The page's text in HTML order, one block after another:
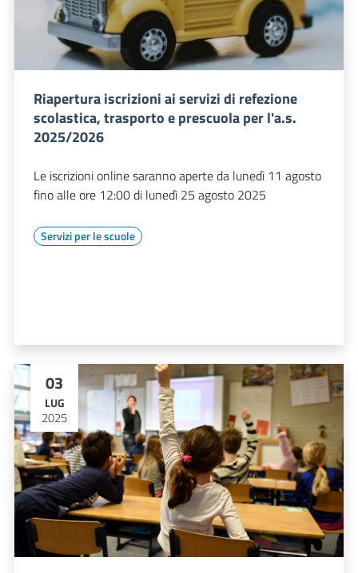
Riapertura iscrizioni ai servizi di refezione
scolastica, trasporto e prescuola per l'a.s.
2025/2026
Le iscrizioni online saranno aperte da lunedì 11 agosto
fino alle ore 12:00 di lunedì 25 agosto 2025
Servizi per le scuole
03
LUG
2025